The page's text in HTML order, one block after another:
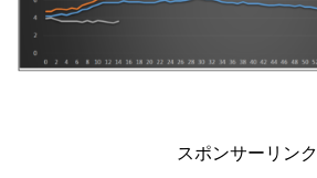
スポンサーリンク